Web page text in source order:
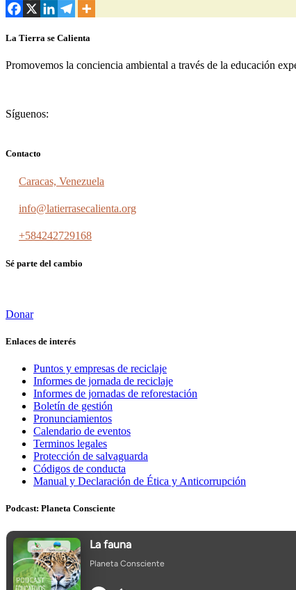
La Tierra se Calienta
Promovemos la conciencia ambiental a través de la educación
Síguenos:
Contacto
Caracas, Venezuela
info@latierrasecalienta.org
+584242729168
Sé parte del cambio
Donar
Enlaces de interés
Puntos y empresas de reciclaje
Informes de jornada de reciclaje
Informes de jornadas de reforestación
Boletín de gestión
Pronunciamientos
Calendario de eventos
Terminos legales
Protección de salvaguarda
Códigos de conducta
Manual y Declaración de Ética y Anticorrupción
Podcast: Planeta Consciente